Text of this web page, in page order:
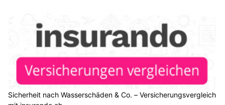
Sicherheit nach Wasserschäden & Co. – Versicherungsvergleich